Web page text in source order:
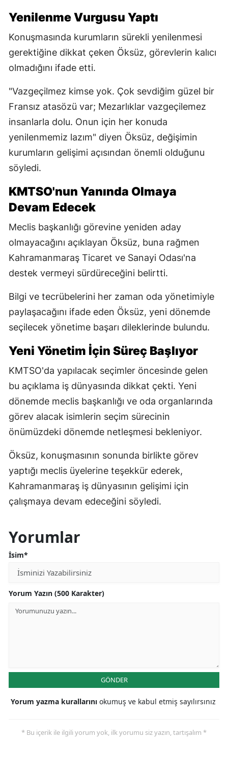
Yenilenme Vurgusu Yaptı
Konuşmasında kurumların sürekli yenilenmesi
gerektiğine dikkat çeken Öksüz, görevlerin kalıcı
olmadığını ifade etti.
"Vazgeçilmez kimse yok. Çok sevdiğim güzel bir
Fransız atasözü var; Mezarlıklar vazgeçilemez
insanlarla dolu. Onun için her konuda
yenilenmemiz lazım" diyen Öksüz, değişimin
kurumların gelişimi açısından önemli olduğunu
söyledi.
KMTSO'nun Yanında Olmaya
Devam Edecek
Meclis başkanlığı görevine yeniden aday
olmayacağını açıklayan Öksüz, buna rağmen
Kahramanmaraş Ticaret ve Sanayi Odası'na
destek vermeyi sürdüreceğini belirtti.
Bilgi ve tecrübelerini her zaman oda yönetimiyle
paylaşacağını ifade eden Öksüz, yeni dönemde
seçilecek yönetime başarı dileklerinde bulundu.
Yeni Yönetim İçin Süreç Başlıyor
KMTSO'da yapılacak seçimler öncesinde gelen
bu açıklama iş dünyasında dikkat çekti. Yeni
dönemde meclis başkanlığı ve oda organlarında
görev alacak isimlerin seçim sürecinin
önümüzdeki dönemde netleşmesi bekleniyor.
Öksüz, konuşmasının sonunda birlikte görev
yaptığı meclis üyelerine teşekkür ederek,
Kahramanmaraş iş dünyasının gelişimi için
çalışmaya devam edeceğini söyledi.
Yorumlar
İsim*
Yorum Yazın (500 Karakter)
GÖNDER
Yorum yazma kurallarını okumuş ve kabul etmiş sayılırsınız
* Bu içerik ile ilgili yorum yok, ilk yorumu siz yazın, tartışalım *